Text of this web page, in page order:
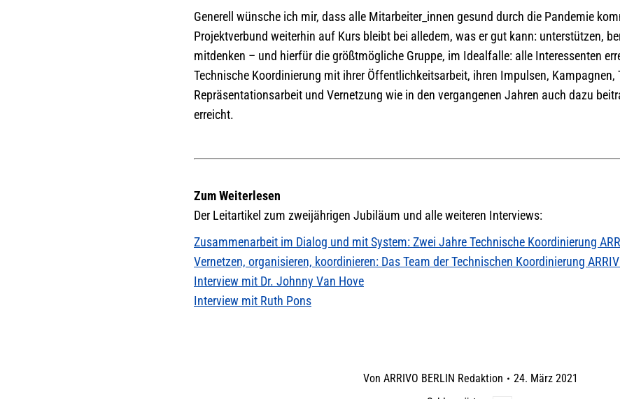
Generell wünsche ich mir, dass alle Mitarbeiter_innen gesund durch die Pandemie
Projektverbund weiterhin auf Kurs bleibt bei alledem, was er gut kann: unterstützen,
mitdenken – und hierfür die größtmögliche Gruppe, im Idealfalle: alle Interessenten
Technische Koordinierung mit ihrer Öffentlichkeitsarbeit, ihren Impulsen, Kampagnen,
Repräsentationsarbeit und Vernetzung wie in den vergangenen Jahren auch dazu
erreicht.
Zum Weiterlesen
Der Leitartikel zum zweijährigen Jubiläum und alle weiteren Interviews:
Zusammenarbeit im Dialog und mit System: Zwei Jahre Technische Koordinierung
Vernetzen, organisieren, koordinieren: Das Team der Technischen Koordinierung
Interview mit Dr. Johnny Van Hove
Interview mit Ruth Pons
Von ARRIVO BERLIN Redaktion
24. März 2021